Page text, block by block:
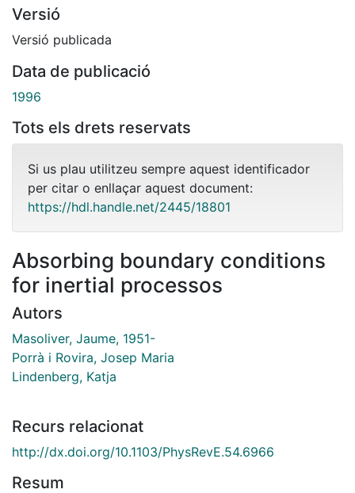
Versió
Versió publicada
Data de publicació
1996
Tots els drets reservats
Si us plau utilitzeu sempre aquest identificador
per citar o enllaçar aquest document:
https://hdl.handle.net/2445/18801
Absorbing boundary conditions
for inertial processos
Autors
Masoliver, Jaume, 1951-
Porrà i Rovira, Josep Maria
Lindenberg, Katja
Recurs relacionat
http://dx.doi.org/10.1103/PhysRevE.54.6966
Resum